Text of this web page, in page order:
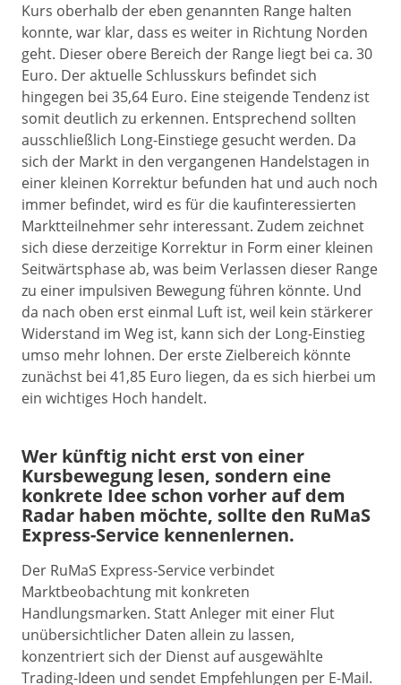
Kurs oberhalb der eben genannten Range halten
konnte, war klar, dass es weiter in Richtung Norden
geht. Dieser obere Bereich der Range liegt bei ca. 30
Euro. Der aktuelle Schlusskurs befindet sich
hingegen bei 35,64 Euro. Eine steigende Tendenz ist
somit deutlich zu erkennen. Entsprechend sollten
ausschließlich Long-Einstiege gesucht werden. Da
sich der Markt in den vergangenen Handelstagen in
einer kleinen Korrektur befunden hat und auch noch
immer befindet, wird es für die kaufinteressierten
Marktteilnehmer sehr interessant. Zudem zeichnet
sich diese derzeitige Korrektur in Form einer kleinen
Seitwärtsphase ab, was beim Verlassen dieser Range
zu einer impulsiven Bewegung führen könnte. Und
da nach oben erst einmal Luft ist, weil kein stärkerer
Widerstand im Weg ist, kann sich der Long-Einstieg
umso mehr lohnen. Der erste Zielbereich könnte
zunächst bei 41,85 Euro liegen, da es sich hierbei um
ein wichtiges Hoch handelt.
Wer künftig nicht erst von einer
Kursbewegung lesen, sondern eine
konkrete Idee schon vorher auf dem
Radar haben möchte, sollte den RuMaS
Express-Service kennenlernen.
Der RuMaS Express-Service verbindet
Marktbeobachtung mit konkreten
Handlungsmarken. Statt Anleger mit einer Flut
unübersichtlicher Daten allein zu lassen,
konzentriert sich der Dienst auf ausgewählte
Trading-Ideen und sendet Empfehlungen per E-Mail.